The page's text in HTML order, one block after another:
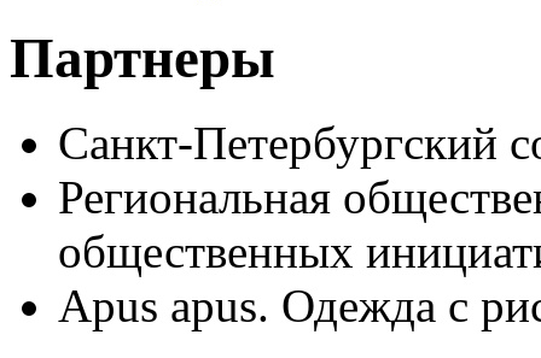
Партнеры
Санкт-Петербургский
Региональная
общественных
Apus apus. Одежда с